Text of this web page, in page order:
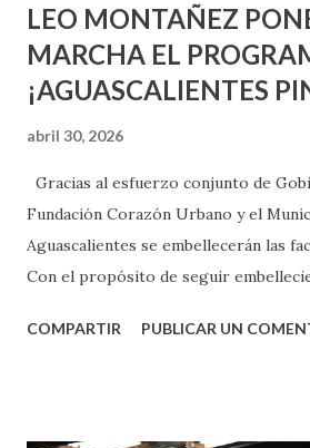
LEO MONTAÑEZ
MARCHA EL
¡AGUASCALIENTES
abril 30, 2026
Gracias al esfuerzo conjunto de
Fundación Corazón Urbano y el
Aguascalientes se embellecerán las
Con el propósito de seguir
municipal, Leo Montañez dio inicio al
COMPARTIR PUBLICAR UN